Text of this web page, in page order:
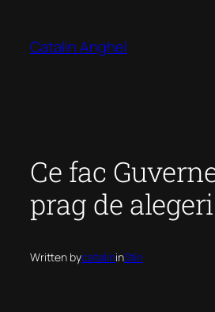
content
Catalin Anghel
Ce fac
prag de
Written bycatalininStiri